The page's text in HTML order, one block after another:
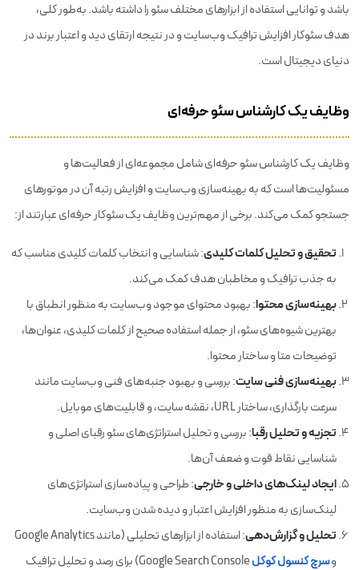
باشد و توانایی استفاده از ابزارهای مختلف سئو را داشته باشد. به‌طور کلی،
هدف سئوکار افزایش ترافیک وب‌سایت و در نتیجه ارتقای دید و اعتبار برند در
دنیای دیجیتال است.
وظایف یک کارشناس سئو حرفه‌ای
وظایف یک کارشناس سئو حرفه‌ای شامل مجموعه‌ای از فعالیت‌ها و
مسئولیت‌ها است که به بهینه‌سازی وب‌سایت و افزایش رتبه آن در موتورهای
جستجو کمک می‌کند. برخی از مهم‌ترین وظایف یک سئوکار حرفه‌ای عبارتند از:
تحقیق و تحلیل کلمات کلیدی: شناسایی و انتخاب کلمات کلیدی مناسب که
به جذب ترافیک و مخاطبان هدف کمک می‌کند.
بهینه‌سازی محتوا: بهبود محتوای موجود وب‌سایت به منظور انطباق با
بهترین شیوه‌های سئو، از جمله استفاده صحیح از کلمات کلیدی، عنوان‌ها،
توضیحات متا و ساختار محتوا.
بهینه‌سازی فنی سایت: بررسی و بهبود جنبه‌های فنی وب‌سایت مانند
سرعت بارگذاری، ساختار URL، نقشه سایت، و قابلیت‌های موبایل.
تجزیه و تحلیل رقبا: بررسی و تحلیل استراتژی‌های سئو رقبای اصلی و
شناسایی نقاط قوت و ضعف آن‌ها.
ایجاد لینک‌های داخلی و خارجی: طراحی و پیاده‌سازی استراتژی‌های
لینک‌سازی به منظور افزایش اعتبار و دیده شدن وب‌سایت.
تحلیل و گزارش‌دهی
: استفاده از ابزارهای تحلیلی (مانند Google Analytics
وسرچ کنسول گوگل Google Search Console) برای رصد و تحلیل ترافیک